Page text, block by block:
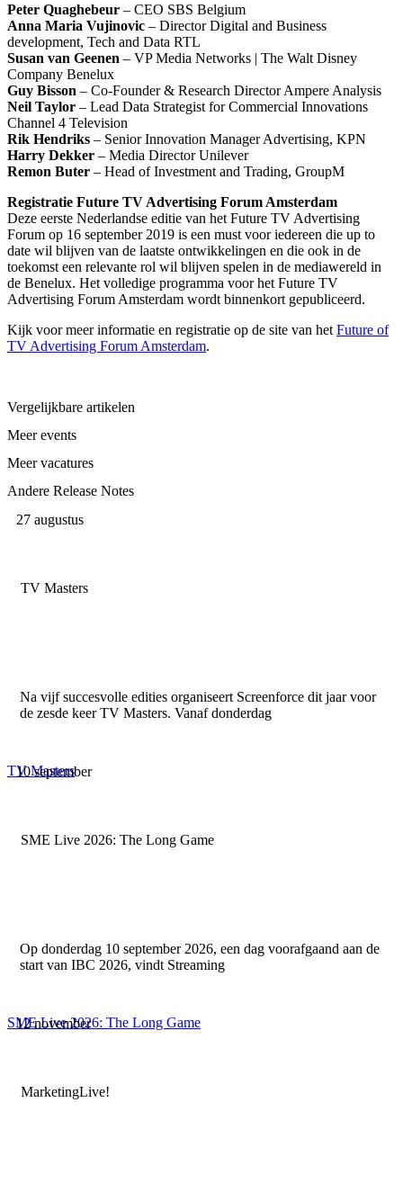
Peter Quaghebeur – CEO SBS Belgium
Anna Maria Vujinovic – Director Digital and Business
development, Tech and Data RTL
Susan van Geenen – VP Media Networks | The Walt Disney
Company Benelux
Guy Bisson – Co-Founder & Research Director Ampere Analysis
Neil Taylor – Lead Data Strategist for Commercial Innovations
Channel 4 Television
Rik Hendriks – Senior Innovation Manager Advertising, KPN
Harry Dekker – Media Director Unilever
Remon Buter – Head of Investment and Trading, GroupM
Registratie Future TV Advertising Forum Amsterdam
Deze eerste Nederlandse editie van het Future TV Advertising
Forum op 16 september 2019 is een must voor iedereen die up to
date wil blijven van de laatste ontwikkelingen en die ook in de
toekomst een relevante rol wil blijven spelen in de mediawereld in
de Benelux. Het volledige programma voor het Future TV
Advertising Forum Amsterdam wordt binnenkort gepubliceerd.
Kijk voor meer informatie en registratie op de site van het Future of
TV Advertising Forum Amsterdam.
Vergelijkbare artikelen
Meer events
Meer vacatures
Andere Release Notes
27 augustus
TV Masters
Na vijf succesvolle edities organiseert Screenforce dit jaar voor
de zesde keer TV Masters. Vanaf donderdag
TV Masters
10 september
SME Live 2026: The Long Game
Op donderdag 10 september 2026, een dag voorafgaand aan de
start van IBC 2026, vindt Streaming
SME Live 2026: The Long Game
12 november
MarketingLive!